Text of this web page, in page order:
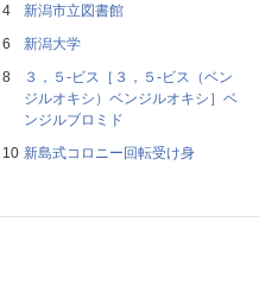
新潟市立図書館
新潟大学
３，５‐ビス［３，５‐ビス（ベン
ジルオキシ）ベンジルオキシ］ベ
ンジルブロミド
新島式コロニー回転受け身